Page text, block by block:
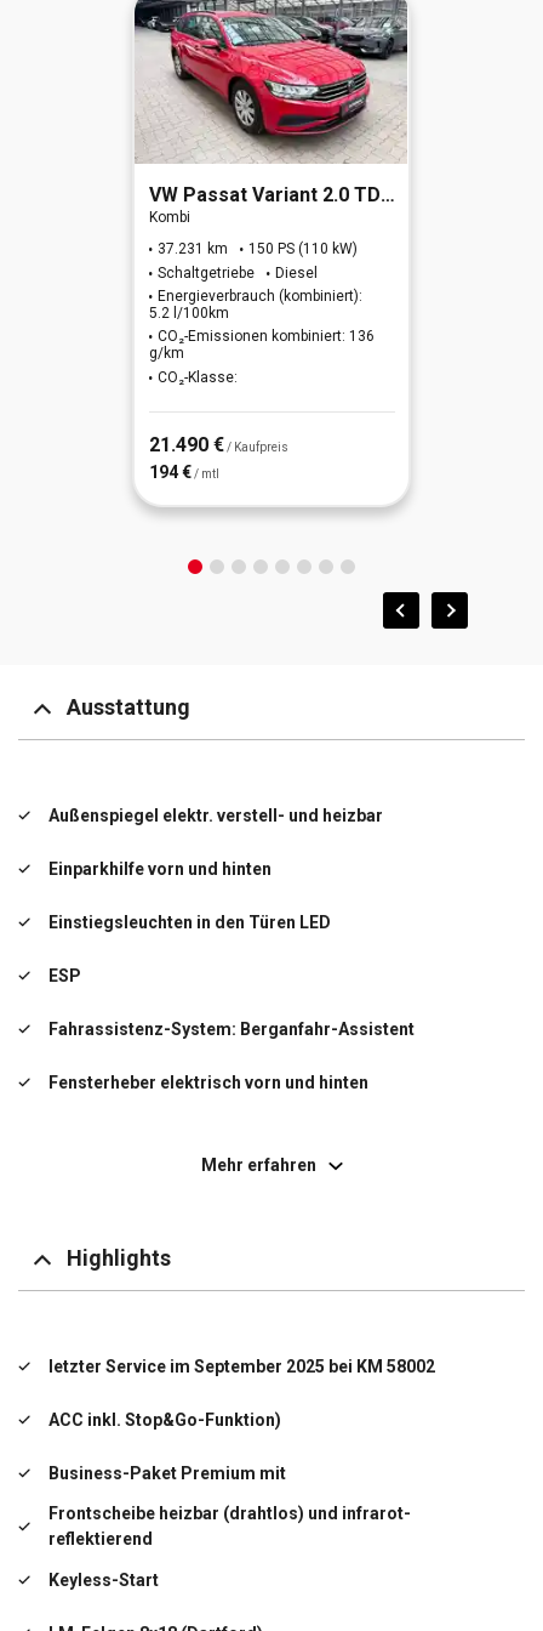
VW Passat Variant 2.0 TDI Conceptline (EURO 6d)
Kombi
37.231 km
150 PS (110 kW)
Schaltgetriebe
Diesel
Energieverbrauch (kombiniert):
5.2 l/100km
CO₂-Emissionen kombiniert: 136
g/km
CO₂-Klasse:
21.490 € / Kaufpreis
194 € / mtl
Ausstattung
Außenspiegel elektr. verstell- und heizbar
Einparkhilfe vorn und hinten
Einstiegsleuchten in den Türen LED
ESP
Fahrassistenz-System: Berganfahr-Assistent
Fensterheber elektrisch vorn und hinten
Innenspiegel mit Abblendautomatik
vorn
Mehr erfahren
Highlights
letzter Service im September 2025 bei KM 58002
ACC inkl. Stop&Go-Funktion)
Business-Paket Premium mit
Frontscheibe heizbar (drahtlos) und infrarot-
reflektierend
Keyless-Start